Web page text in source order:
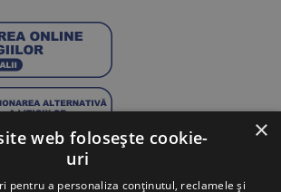
×
web folosește cookie-
uri
pentru a personaliza conținutul, reclamele și